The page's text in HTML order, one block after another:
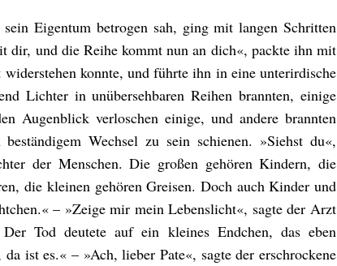
Eigentum betrogen sah, ging mit langen Schritten
dir, und die Reihe kommt nun an dich«, packte ihn mit
konnte, und führte ihn in eine unterirdische
Lichter in unübersehbaren Reihen brannten, einige
Augenblick verloschen einige, und andere brannten
Wechsel zu sein schienen. »Siehst du«,
der Menschen. Die großen gehören Kindern, die
die kleinen gehören Greisen. Doch auch Kinder und
– »Zeige mir mein Lebenslicht«, sagte der Arzt
Tod deutete auf ein kleines Endchen, das eben
ist es.« – »Ach, lieber Pate«, sagte der erschrockene